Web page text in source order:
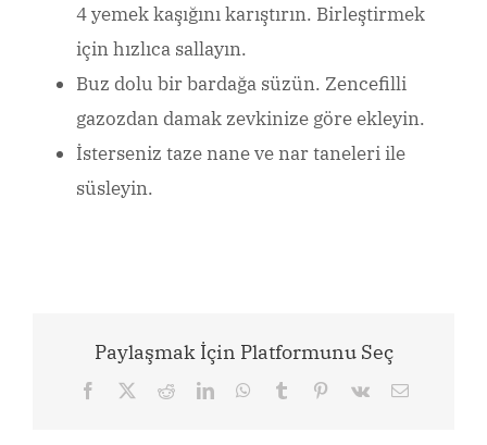
4 yemek kaşığını karıştırın. Birleştirmek
için hızlıca sallayın.
Buz dolu bir bardağa süzün. Zencefilli
gazozdan damak zevkinize göre ekleyin.
İsterseniz taze nane ve nar taneleri ile
süsleyin.
Paylaşmak İçin Platformunu Seç
Facebook RedditLinkedInWhatsApp
Tumblr Pinterest
Vk Email